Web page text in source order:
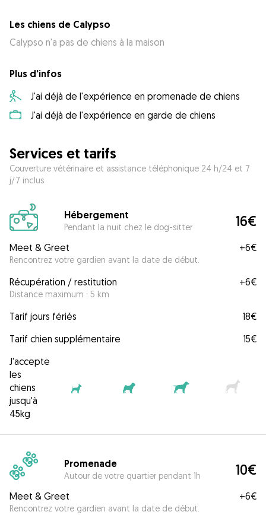
Les chiens de Calypso
Calypso n'a pas de chiens à la maison
Plus d'infos
J'ai déjà de l'expérience en promenade de chiens
J'ai déjà de l'expérience en garde de chiens
Services et tarifs
Couverture vétérinaire et assistance téléphonique 24 h/24 et 7
j/7 inclus
Hébergement
Pendant la nuit chez le dog-sitter 16€
Meet & Greet
Rencontrez votre gardien avant la date de début.
+6€
Récupération / restitution
Distance maximum : 5 km
+6€
Tarif jours fériés
18€
Tarif chien supplémentaire
15€
J'accepte
les
chiens
jusqu'à
45kg
Promenade
Autour de votre quartier pendant 1h 10€
Meet & Greet
Rencontrez votre gardien avant la date de début.
+6€